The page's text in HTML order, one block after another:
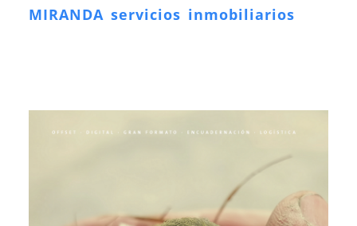
MIRANDA servicios inmobiliarios